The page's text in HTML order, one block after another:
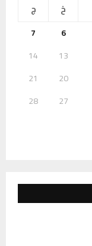
خ
ج
6
7
13
14
20
21
27
28